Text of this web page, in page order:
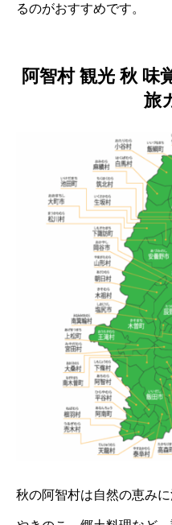
るのがおすすめです。
阿智村 観光 秋 味
旅
秋の阿智村は自然の恵み